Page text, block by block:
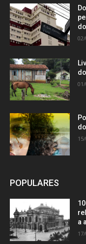
POPULARES
a